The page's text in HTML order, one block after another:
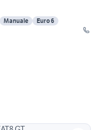
Manuale
Euro 6